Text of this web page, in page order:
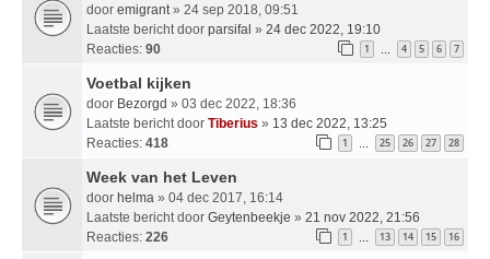
door emigrant » 24 sep 2018, 09:51
Laatste bericht door parsifal » 24 dec 2022, 19:10
Reacties: 90 1 … 4 5 6 7
Voetbal kijken
door Bezorgd » 03 dec 2022, 18:36
Laatste bericht door Tiberius » 13 dec 2022, 13:25
Reacties: 418 1 … 25 26 27 28
Week van het Leven
door helma » 04 dec 2017, 16:14
Laatste bericht door Geytenbeekje » 21 nov 2022, 21:56
Reacties: 226 1 … 13 14 15 16